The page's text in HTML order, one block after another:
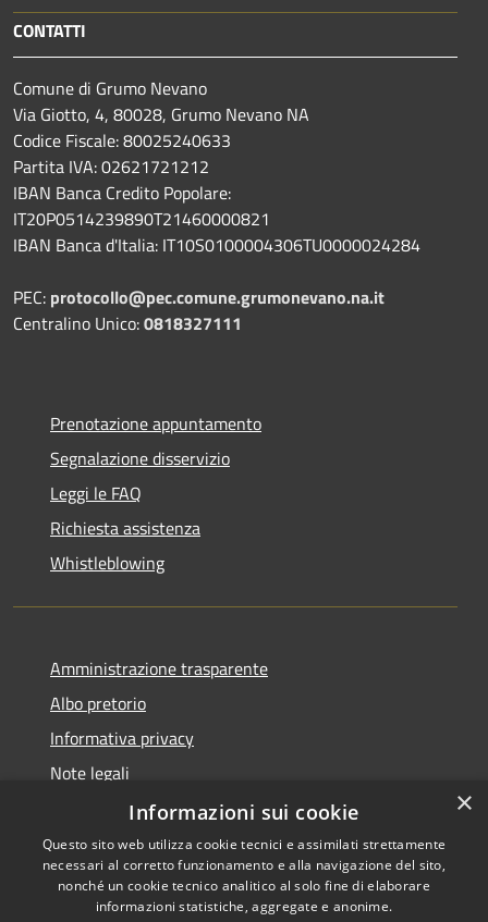
CONTATTI
Comune di Grumo Nevano
Via Giotto, 4, 80028, Grumo Nevano NA
Codice Fiscale: 80025240633
Partita IVA: 02621721212
IBAN Banca Credito Popolare:
IT20P0514239890T21460000821
IBAN Banca d'Italia: IT10S0100004306TU0000024284
PEC: protocollo@pec.comune.grumonevano.na.it
Centralino Unico:0818327111
Prenotazione appuntamento
Segnalazione disservizio
Leggi le FAQ
Richiesta assistenza
Whistleblowing
Amministrazione trasparente
Albo pretorio
Informativa privacy
Note legali
Dichiarazione di accessibilità
×
Informazioni sui cookie
Questo sito web utilizza cookie tecnici e assimilati strettamente
necessari al corretto funzionamento e alla navigazione del sito,
nonché un cookie tecnico analitico al solo fine di elaborare
informazioni statistiche, aggregate e anonime.